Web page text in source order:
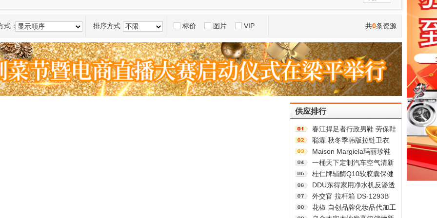
共0条资源
式：显示顺序 排序方式：不限 标价 图片 VIP
供应排行
春江捍足者行政男鞋 劳保鞋
牛皮帮面 源头厂家直发 批
发零售
聪霖 秋冬季韩版拉链卫衣
新款显瘦立领时尚休闲女装
Maison Margiela玛丽珍鞋
复古洛丽塔MM6娃娃大头乐
福皮鞋女鞋
一桶天下定制汽车空气清新
剂产品 负离子植物精华素除
味剂
桂仁牌辅酶Q10软胶囊保健
食品抗氧化中老年成人护心
脑
DDU东得家用净水机反渗透
多级过滤家用厨房电器PP棉
活性炭
外交官 拉杆箱 DS-1293B
银色 雅物商务箱包礼品网
花椒 自创品牌化妆品代加工